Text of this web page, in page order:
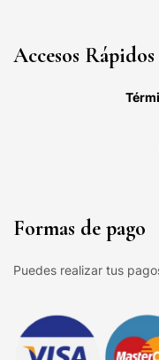
Accesos Rápidos
Formas de pago
Puedes realizar tus